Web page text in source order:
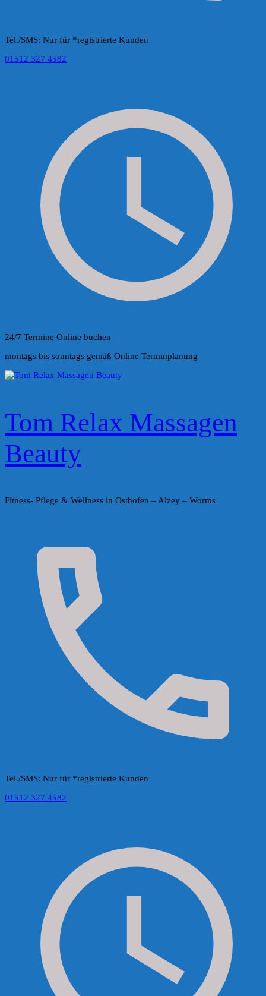
Tel./SMS: Nur für *registrierte Kunden
01512 327 4582
24/7 Termine Online buchen
montags bis sonntags gemäß Online Terminplanung
Tom Relax Massagen
Beauty
Fitness- Pflege & Wellness in Osthofen – Alzey – Worms
Tel./SMS: Nur für *registrierte Kunden
01512 327 4582